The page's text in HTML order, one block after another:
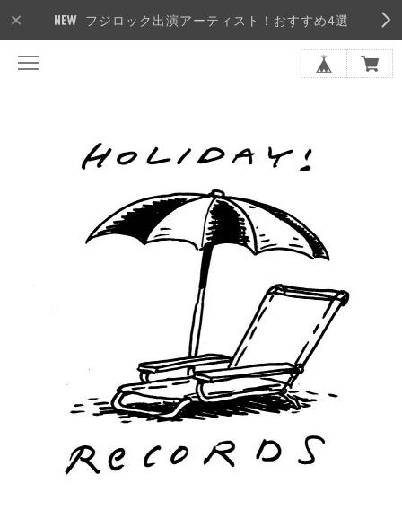
フジロック出演アーティスト！おすすめ4選